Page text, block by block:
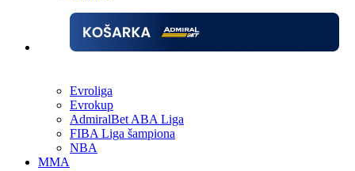
Evroliga
Evrokup
AdmiralBet ABA Liga
FIBA Liga šampiona
NBA
MMA